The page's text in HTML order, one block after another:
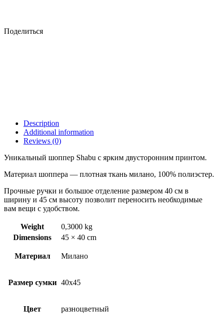
Поделиться
Description
Additional information
Reviews (0)
Уникальный шоппер Shabu с ярким двусторонним принтом.
Материал шоппера — плотная ткань милано, 100% полиэстер.
Прочные ручки и большое отделение размером 40 см в
ширину и 45 см высоту позволит переносить необходимые
вам вещи с удобством.
Weight
0,3000 kg
Dimensions
45 × 40 cm
Материал Милано
Размер сумки 40х45
Цвет разноцветный